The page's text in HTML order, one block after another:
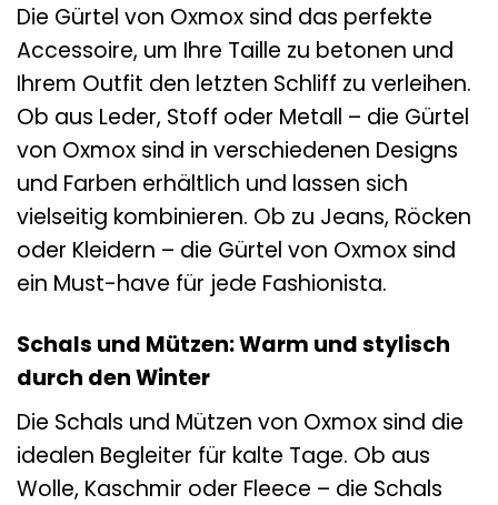
Die Gürtel von Oxmox sind das perfekte
Accessoire, um Ihre Taille zu betonen und
Ihrem Outfit den letzten Schliff zu verleihen.
Ob aus Leder, Stoff oder Metall – die Gürtel
von Oxmox sind in verschiedenen Designs
und Farben erhältlich und lassen sich
vielseitig kombinieren. Ob zu Jeans, Röcken
oder Kleidern – die Gürtel von Oxmox sind
ein Must-have für jede Fashionista.
Schals und Mützen: Warm und stylisch
durch den Winter
Die Schals und Mützen von Oxmox sind die
idealen Begleiter für kalte Tage. Ob aus
Wolle, Kaschmir oder Fleece – die Schals